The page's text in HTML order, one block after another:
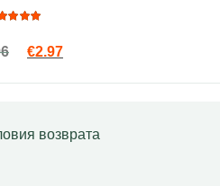
из
Первоначальная цена
€2.97Текущая цена: €2.97.
возврата